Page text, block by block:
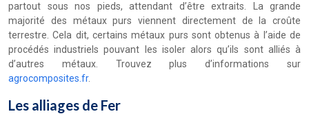
partout sous nos pieds, attendant d’être extraits. La grande
majorité des métaux purs viennent directement de la croûte
terrestre. Cela dit, certains métaux purs sont obtenus à l’aide de
procédés industriels pouvant les isoler alors qu’ils sont alliés à
d’autres métaux. Trouvez plus d’informations sur
agrocomposites.fr.
Les alliages de Fer